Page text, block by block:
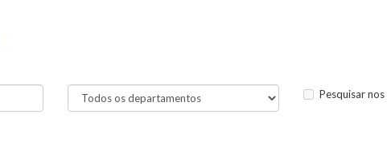
Pesquisar